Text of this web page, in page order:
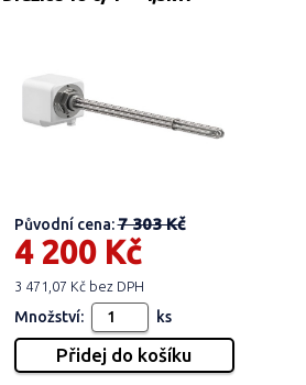
Původní cena:7 303 Kč
4 200 Kč
3 471,07 Kč bez DPH
Množství: ks